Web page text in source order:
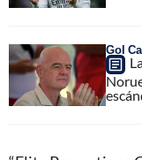
Gol